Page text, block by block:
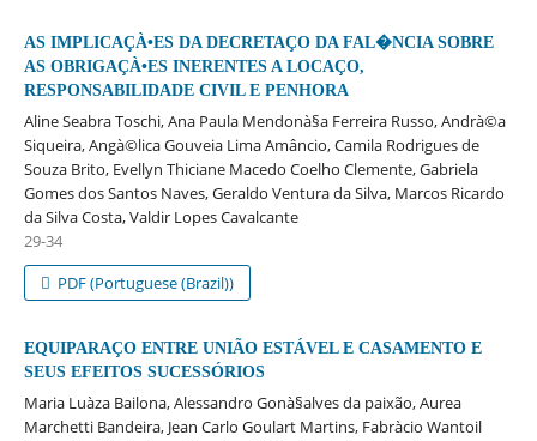
AS IMPLICAÇÀ•ES DA DECRETAÇO DA FAL�NCIA SOBRE
AS OBRIGAÇÀ•ES INERENTES A LOCAÇO,
RESPONSABILIDADE CIVIL E PENHORA
Aline Seabra Toschi, Ana Paula Mendonà§a Ferreira Russo, Andrà©a
Siqueira, Angà©lica Gouveia Lima Amâncio, Camila Rodrigues de
Souza Brito, Evellyn Thiciane Macedo Coelho Clemente, Gabriela
Gomes dos Santos Naves, Geraldo Ventura da Silva, Marcos Ricardo
da Silva Costa, Valdir Lopes Cavalcante
29-34
PDF (Portuguese (Brazil))
EQUIPARAÇO ENTRE UNIÃO ESTÁVEL E CASAMENTO E
SEUS EFEITOS SUCESSÓRIOS
Maria Luà­za Bailona, Alessandro Gonà§alves da paixão, Aurea
Marchetti Bandeira, Jean Carlo Goulart Martins, Fabrà­cio Wantoil